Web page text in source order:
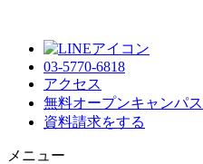
03-5770-6818
アクセス
無料オープンキャンパス
資料請求をする
メニュー